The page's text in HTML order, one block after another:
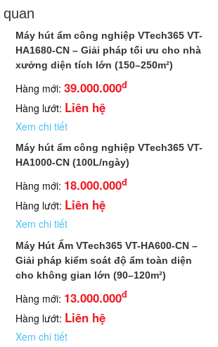
Máy hút ẩm công nghiệp VTech365 VT-
HA1680-CN – Giải pháp tối ưu cho nhà
xưởng diện tích lớn (150–250m²)
Hàng mới: 39.000.000đ
Hàng lướt: Liên hệ
Xem chi tiết
Máy hút ẩm công nghiệp VTech365 VT-
HA1000-CN (100L/ngày)
Hàng mới: 18.000.000đ
Hàng lướt: Liên hệ
Xem chi tiết
Máy Hút Ẩm VTech365 VT-HA600-CN –
Giải pháp kiểm soát độ ẩm toàn diện
cho không gian lớn (90–120m²)
Hàng mới: 13.000.000đ
Hàng lướt: Liên hệ
Xem chi tiết